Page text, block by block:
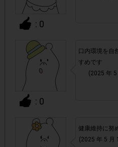
ださい。
上限に達しても、掲載期間内の
・悪質な投稿があった場合、 ア
だくこともあります。
て、機種によってはアンケート
ます。
: 0
: 0
口内環境を自
すめです
(2025 年
健康維持に努
(2025 年 5